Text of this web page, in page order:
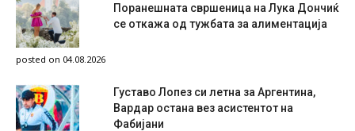
Поранешната свршеница на Лука Дончиќ
се откажа од тужбата за алиментација
posted on 04.08.2026
Густаво Лопез си летна за Аргентина,
Вардар остана вез асистентот на
Фабијани